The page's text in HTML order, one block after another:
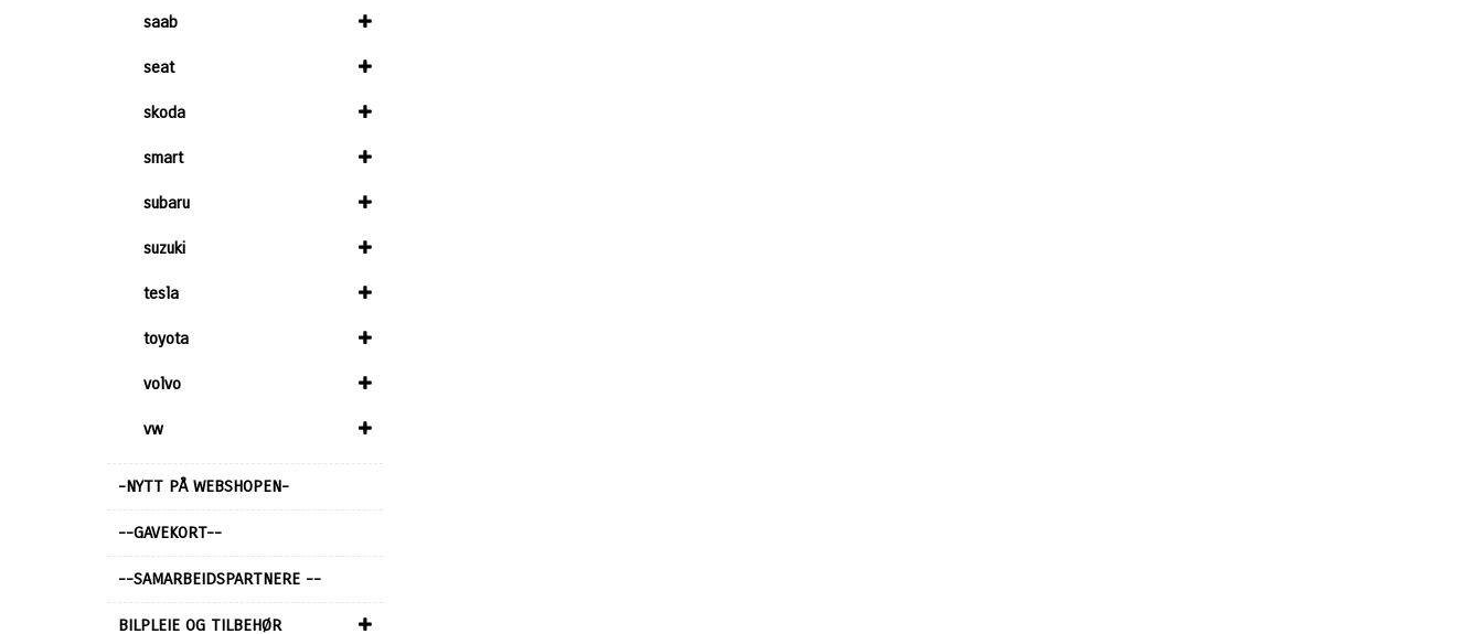
saab
seat
skoda
smart
subaru
suzuki
tesla
toyota
volvo
vw
-NYTT PÅ WEBSHOPEN-
--GAVEKORT--
--SAMARBEIDSPARTNERE --
BILPLEIE OG TILBEHØR